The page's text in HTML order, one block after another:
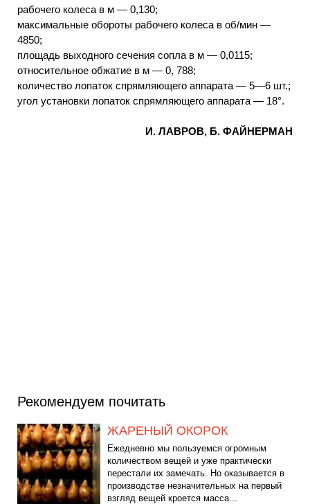
рабочего колеса в м — 0,130;
максимальные обороты рабочего колеса в об/мин —
4850;
площадь выходного сечения сопла в м — 0,0115;
относительное обжатие в м — 0, 788;
количество лопаток спрямляющего аппарата — 5—6 шт.;
угол установки лопаток спрямляющего аппарата — 18°.
И. ЛАВРОВ, Б. ФАЙНЕРМАН
Рекомендуем почитать
ЖАРЕНЫЙ ОКОРОК
Ежедневно мы пользуемся огромным
количеством вещей и уже практически
перестали их замечать. Но оказывается в
производстве незначительных на первый
взгляд вещей кроется масса...